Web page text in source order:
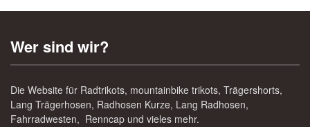
Wer sind wir?
Die Website für Radtrikots, mountainbike trikots, Trägershorts,
Lang Trägerhosen, Radhosen Kurze, Lang Radhosen,
Fahrradwesten, Renncap und vieles mehr.